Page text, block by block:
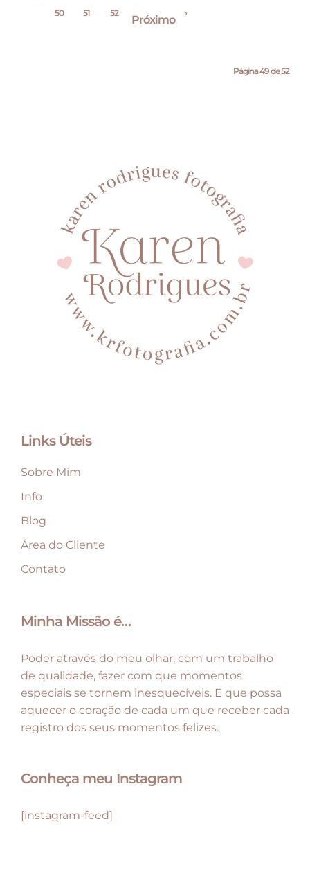
50 51 52
Próximo
›
Página 49 de 52
Links Úteis
Sobre Mim
Info
Blog
Área do Cliente
Contato
Minha Missão é…
Poder através do meu olhar, com um trabalho
de qualidade, fazer com que momentos
especiais se tornem inesquecíveis. E que possa
aquecer o coração de cada um que receber cada
registro dos seus momentos felizes.
Conheça meu Instagram
[instagram-feed]